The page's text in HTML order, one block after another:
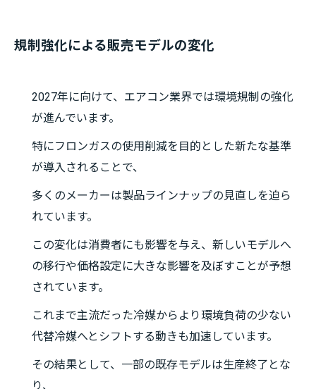
規制強化による販売モデルの変化
2027年に向けて、エアコン業界では環境規制の強化
が進んでいます。
特にフロンガスの使用削減を目的とした新たな基準
が導入されることで、
多くのメーカーは製品ラインナップの見直しを迫ら
れています。
この変化は消費者にも影響を与え、新しいモデルへ
の移行や価格設定に大きな影響を及ぼすことが予想
されています。
これまで主流だった冷媒からより環境負荷の少ない
代替冷媒へとシフトする動きも加速しています。
その結果として、一部の既存モデルは生産終了とな
り、